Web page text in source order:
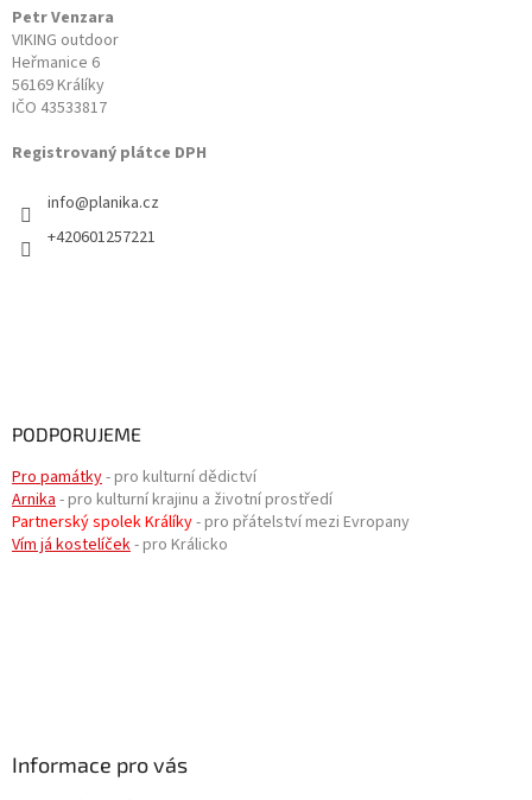
Petr Venzara
VIKING outdoor
Heřmanice 6
56169 Králíky
IČO 43533817
Registrovaný plátce DPH
info@planika.cz
+420601257221
PODPORUJEME
Pro památky- pro kulturní dědictví
Arnika - pro kulturní krajinu a životní prostředí
Partnerský spolek Králíky- pro přátelství mezi Evropany
Vím já kostelíček- pro Králicko
Informace pro vás